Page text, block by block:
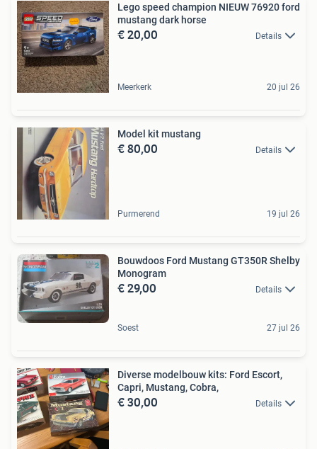
Lego speed champion NIEUW 76920 ford
mustang dark horse
€ 20,00 Details
Meerkerk 20 jul 26
Model kit mustang
€ 80,00 Details
Purmerend 19 jul 26
Bouwdoos Ford Mustang GT350R Shelby
Monogram
€ 29,00 Details
Soest 27 jul 26
Diverse modelbouw kits: Ford Escort,
Capri, Mustang, Cobra,
€ 30,00 Details